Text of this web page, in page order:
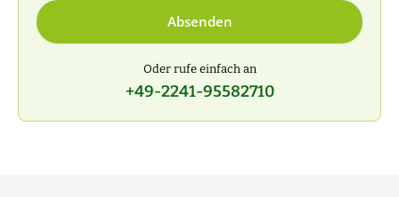
Absenden
Oder rufe einfach an
+49-2241-95582710